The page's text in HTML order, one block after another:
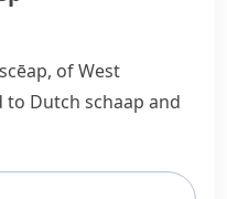
scēap, of West
to Dutch schaap and